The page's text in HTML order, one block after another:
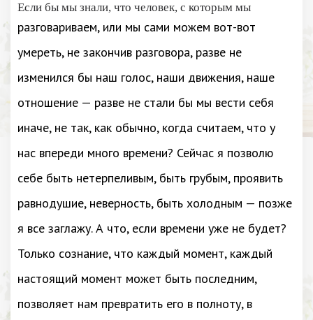
Если бы мы знали, что человек, с которым мы
разговариваем, или мы сами можем вот-вот
умереть, не закончив разговора, разве не
изменился бы наш голос, наши движения, наше
отношение — разве не стали бы мы вести себя
иначе, не так, как обычно, когда считаем, что у
нас впереди много времени? Сейчас я позволю
себе быть нетерпеливым, быть грубым, проявить
равнодушие, неверность, быть холодным — позже
я все заглажу. А что, если времени уже не будет?
Только сознание, что каждый момент, каждый
настоящий момент может быть последним,
позволяет нам превратить его в полноту, в